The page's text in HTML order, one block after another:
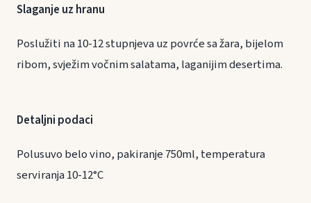
Slaganje uz hranu
Poslužiti na 10-12 stupnjeva uz povrće sa žara, bijelom
ribom, svježim vočnim salatama, laganijim desertima.
Detaljni podaci
Polusuvo belo vino, pakiranje 750ml, temperatura
serviranja 10-12°C